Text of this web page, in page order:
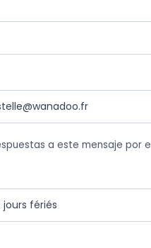
a este mensaje por